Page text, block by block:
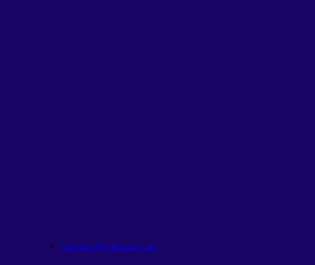
Carteira ETFs Globaisem alta